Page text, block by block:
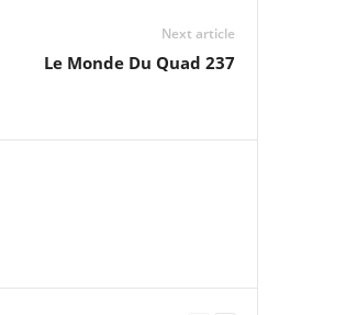
Next article
Le Monde Du Quad 237